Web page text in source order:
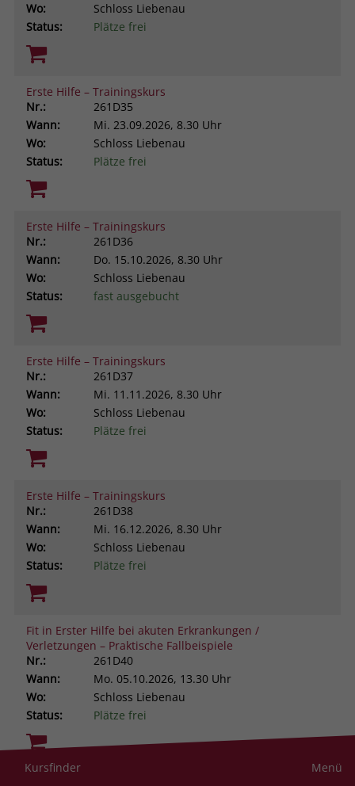
Wo:
Schloss Liebenau
Status:
Plätze frei
Erste Hilfe – Trainingskurs
Nr.:
261D35
Wann:
Mi. 23.09.2026, 8.30 Uhr
Wo:
Schloss Liebenau
Status:
Plätze frei
Erste Hilfe – Trainingskurs
Nr.:
261D36
Wann:
Do. 15.10.2026, 8.30 Uhr
Wo:
Schloss Liebenau
Status:
fast ausgebucht
Erste Hilfe – Trainingskurs
Nr.:
261D37
Wann:
Mi. 11.11.2026, 8.30 Uhr
Wo:
Schloss Liebenau
Status:
Plätze frei
Erste Hilfe – Trainingskurs
Nr.:
261D38
Wann:
Mi. 16.12.2026, 8.30 Uhr
Wo:
Schloss Liebenau
Status:
Plätze frei
Fit in Erster Hilfe bei akuten Erkrankungen /
Verletzungen – Praktische Fallbeispiele
Nr.:
261D40
Wann:
Mo. 05.10.2026, 13.30 Uhr
Wo:
Schloss Liebenau
Status:
Plätze frei
Kursfinder Menü